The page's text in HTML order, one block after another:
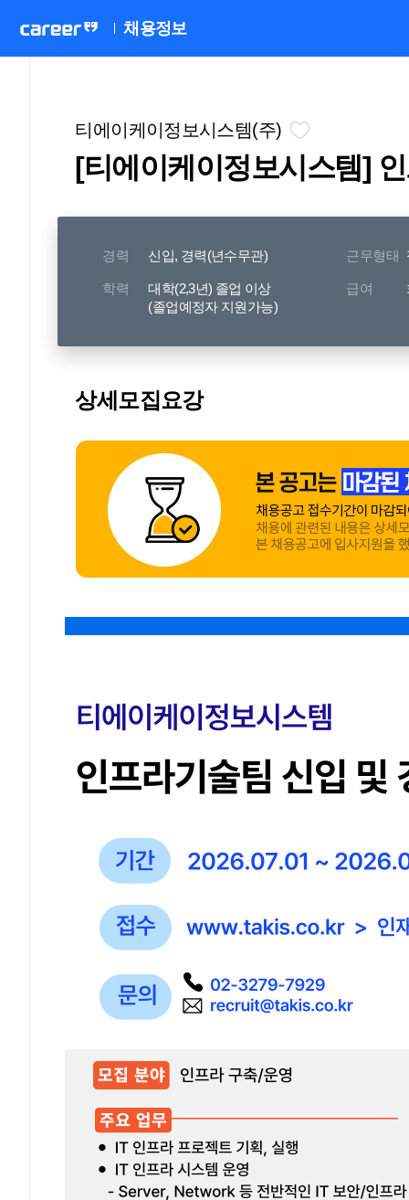
채용정보
티에이케이정보시스템(주)
[티에이케이정보시스템]
경력 신입, 경력(년수무관) 근무형태
학력
대학(2,3년) 졸업 이상
(졸업예정자 지원가능)
급여
상세모집요강